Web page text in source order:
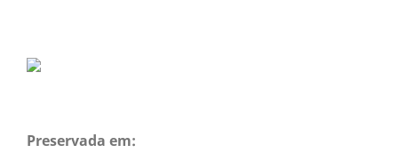
Preservada em: